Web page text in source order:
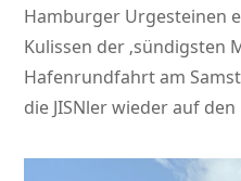
Hamburger Urgesteinen
Kulissen der ‚sündigsten
Hafenrundfahrt am
die JISNler wieder auf